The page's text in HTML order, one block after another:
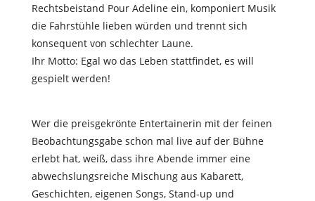
Rechtsbeistand Pour Adeline ein, komponiert Musik
die Fahrstühle lieben würden und trennt sich
konsequent von schlechter Laune.
Ihr Motto: Egal wo das Leben stattfindet, es will
gespielt werden!
Wer die preisgekrönte Entertainerin mit der feinen
Beobachtungsgabe schon mal live auf der Bühne
erlebt hat, weiß, dass ihre Abende immer eine
abwechslungsreiche Mischung aus Kabarett,
Geschichten, eigenen Songs, Stand-up und